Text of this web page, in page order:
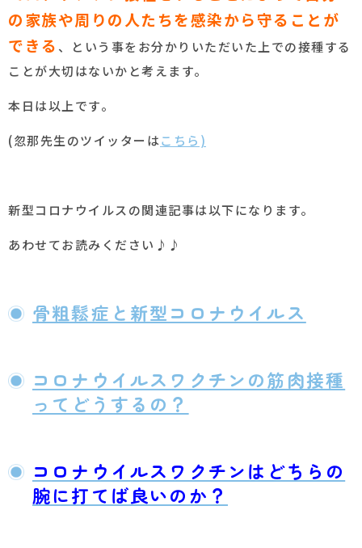
の家族や周りの人たちを感染から守ることが
できる 、という事をお分かりいただいた上での接種する
ことが大切はないかと考えます。
本日は以上です。
(忽那先生のツイッターはこちら)
新型コロナウイルスの関連記事は以下になります。
あわせてお読みください♪♪
骨粗鬆症と新型コロナウイルス
コロナウイルスワクチンの筋肉接種
ってどうするの？
コロナウイルスワクチンはどちらの
腕に打てば良いのか？